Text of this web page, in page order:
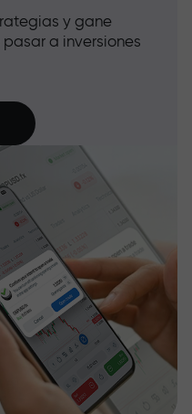
y gane
a inversiones